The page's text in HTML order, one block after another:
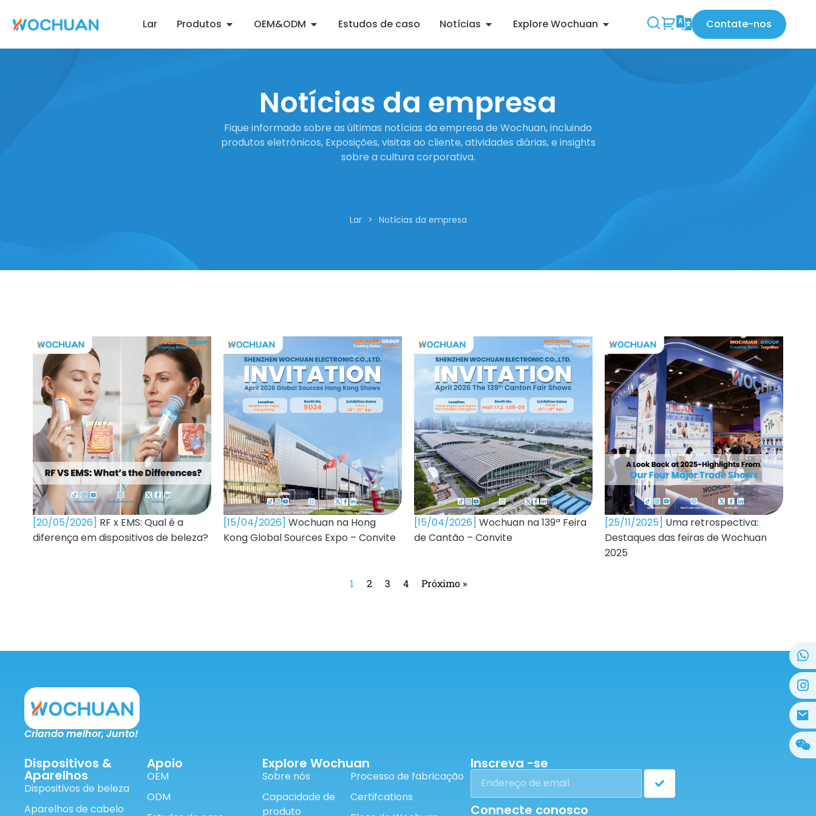
Lar Produtos OEM&ODM Estudos de caso Notícias Explore Wochuan Contate-nos
Notícias da empresa
Fique informado sobre as últimas notícias da empresa de Wochuan, incluindo
produtos eletrônicos, Exposições, visitas ao cliente, atividades diárias, e insights
sobre a cultura corporativa.
Lar > Notícias da empresa
[20/05/2026] RF x EMS: Qual é a
diferença em dispositivos de beleza?
[15/04/2026] Wochuan na Hong
Kong Global Sources Expo – Convite
[15/04/2026] Wochuan na 139ª Feira
de Cantão – Convite
[25/11/2025] Uma retrospectiva:
Destaques das feiras de Wochuan
2025
1 2 3 4 Próximo »
Criando melhor,Junto!
Dispositivos &
Aparelhos
Dispositivos de beleza
Aparelhos de cabelo
Apoio
OEM
ODM
Explore Wochuan
Sobre nós
Capacidade de
produto
Processo de fabricação
Certifcations
Inscreva -se
Connecte conosco